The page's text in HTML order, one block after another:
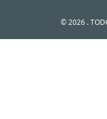
© 2026 .